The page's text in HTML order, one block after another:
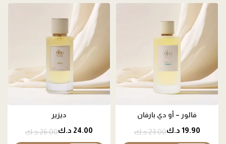
فالور – أو دي بارفان
23.00د.ك 19.90 د.ك
ديزير
26.00د.ك 24.00 د.ك